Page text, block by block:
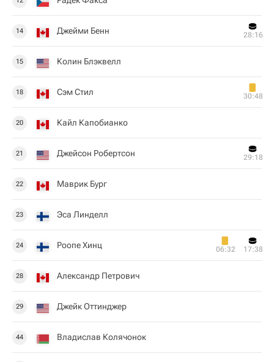
14 Джейми Бенн 28:16
15 Колин Блэквелл
18 Сэм Стил 30:48
20 Кайл Капобианко
21 Джейсон Робертсон 29:18
22 Маврик Бург
23 Эса Линделл
24 Роопе Хинц 06:32 17:38
28 Александр Петрович
29 Джейк Оттинджер
44 Владислав Колячонок